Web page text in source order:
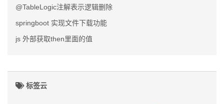
@TableLogic注解表示逻辑删除
springboot 实现文件下载功能
js 外部获取then里面的值
标签云